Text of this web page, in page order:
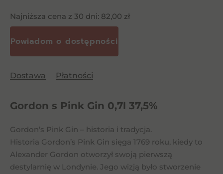
Najniższa cena z 30 dni: 82,00 zł
Dostawa Płatności
Gordon s Pink Gin 0,7l 37,5%
Gordon’s Pink Gin – historia i tradycja.
Historia Gordon’s Pink Gin sięga 1769 roku, kiedy to
Alexander Gordon otworzył swoją pierwszą
destylarnię w Londynie. Jego wizją było stworzenie